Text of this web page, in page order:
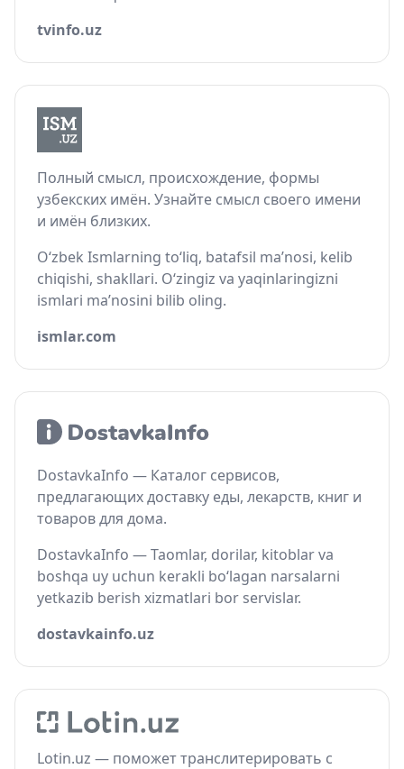
tvinfo.uz
Полный смысл, происхождение, формы
узбекских имён. Узнайте смысл своего имени
и имён близких.
O‘zbek Ismlarning to‘liq, batafsil ma’nosi, kelib
chiqishi, shakllari. O‘zingiz va yaqinlaringizni
ismlari ma’nosini bilib oling.
ismlar.com
DostavkaInfo — Каталог сервисов,
предлагающих доставку еды, лекарств, книг и
товаров для дома.
DostavkaInfo — Taomlar, dorilar, kitoblar va
boshqa uy uchun kerakli bo‘lagan narsalarni
yetkazib berish xizmatlari bor servislar.
dostavkainfo.uz
Lotin.uz — поможет транслитерировать с